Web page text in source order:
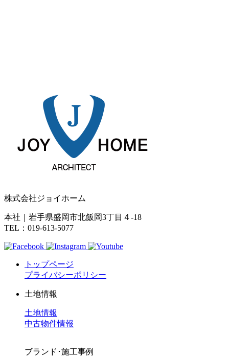
株式会社ジョイホーム
本社｜岩手県盛岡市北飯岡3丁目４-18
TEL：019-613-5077
トップページ
プライバシーポリシー
土地情報
土地情報
中古物件情報
ブランド･施工事例